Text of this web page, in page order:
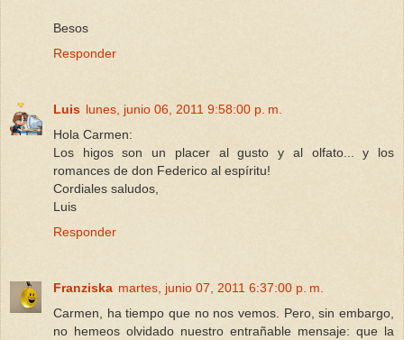
Besos
Responder
Luis lunes, junio 06, 2011 9:58:00 p. m.
Hola Carmen:
Los higos son un placer al gusto y al olfato... y los
romances de don Federico al espíritu!
Cordiales saludos,
Luis
Responder
Franziska martes, junio 07, 2011 6:37:00 p. m.
Carmen, ha tiempo que no nos vemos. Pero, sin embargo,
no hemeos olvidado nuestro entrañable mensaje: que la